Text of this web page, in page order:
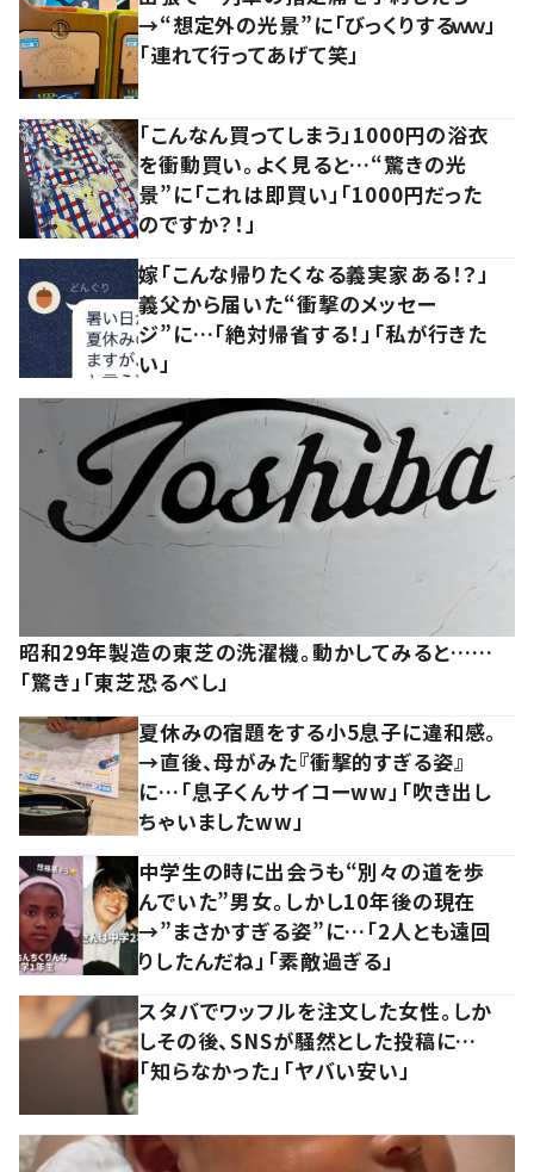
→“想定外の光景”に「びっくりするｗｗ」
「連れて行ってあげて笑」
「こんなん買ってしまう」1000円の浴衣
を衝動買い。よく見ると…“驚きの光
景”に「これは即買い」「1000円だった
のですか？！」
嫁「こんな帰りたくなる義実家ある！？」
義父から届いた“衝撃のメッセー
ジ”に…「絶対帰省する！」「私が行きた
い」
昭和29年製造の東芝の洗濯機。動かしてみると……
「驚き」「東芝恐るべし」
夏休みの宿題をする小5息子に違和感。
→直後、母がみた『衝撃的すぎる姿』
に…「息子くんサイコーww」「吹き出し
ちゃいましたww」
中学生の時に出会うも“別々の道を歩
んでいた”男女。しかし10年後の現在
→”まさかすぎる姿”に…「2人とも遠回
りしたんだね」「素敵過ぎる」
スタバでワッフルを注文した女性。しか
しその後、SNSが騒然とした投稿に…
「知らなかった」「ヤバい安い」